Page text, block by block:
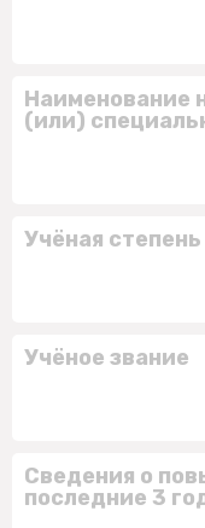
Наименование
(или)
Учёная степень
Учёное звание
Сведения о
последние 3